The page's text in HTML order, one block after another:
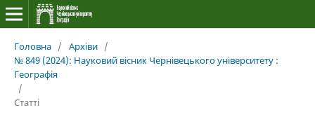
Головна / Архіви /
№ 849 (2024): Науковий вісник Чернівецького університету :
Географія
/
Статті